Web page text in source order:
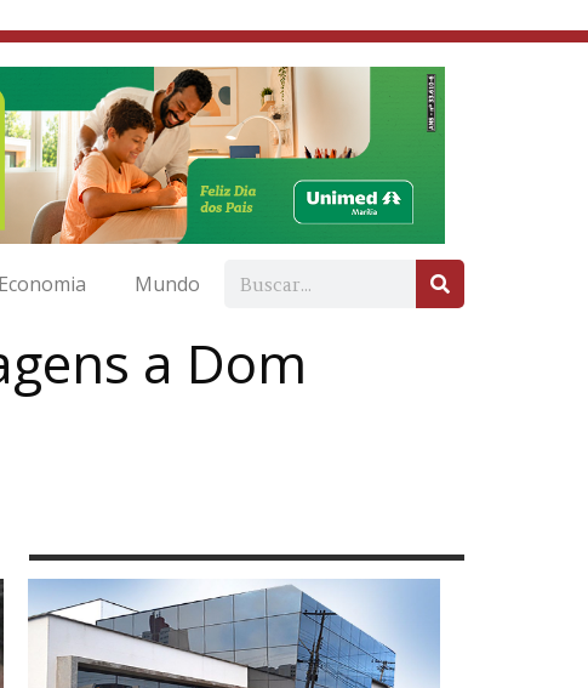
Economia Mundo
a Dom